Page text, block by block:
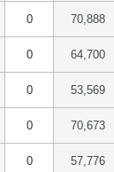
0 70,888
0 64,700
0 53,569
0 70,673
0 57,776